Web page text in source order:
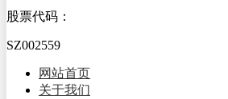
股票代码：
SZ002559
网站首页
关于我们